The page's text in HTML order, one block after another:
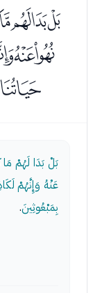
بَلْ بَدَا لَهُمْ
عَنْهُ وَإِنَّهُمْ
بِمَبْعُوثِينَ.